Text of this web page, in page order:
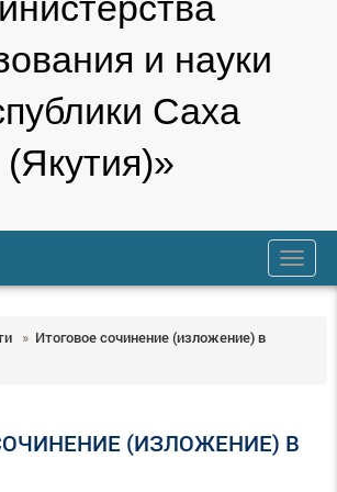
и науки
Саха
(Якутия)»
trk
» Итоговое сочинение (изложение) в
(ИЗЛОЖЕНИЕ) В